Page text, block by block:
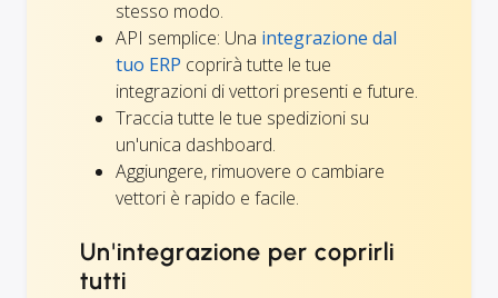
stesso modo.
API semplice: Una integrazione dal
tuo ERP coprirà tutte le tue
integrazioni di vettori presenti e future.
Traccia tutte le tue spedizioni su
un'unica dashboard.
Aggiungere, rimuovere o cambiare
vettori è rapido e facile.
Un'integrazione per coprirli
tutti